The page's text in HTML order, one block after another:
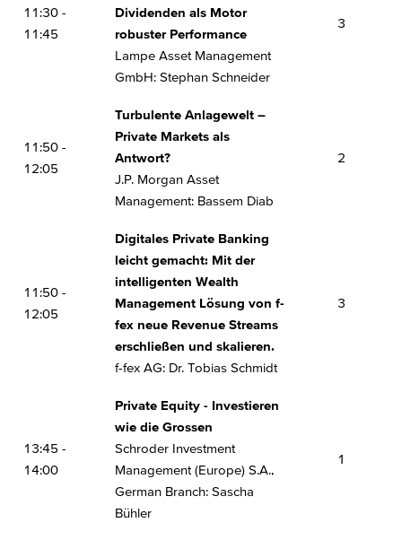
11:30 -
11:45
Dividenden als Motor
robuster Performance
Lampe Asset Management
GmbH: Stephan Schneider
3
11:50 -
12:05
Turbulente Anlagewelt –
Private Markets als
Antwort?
J.P. Morgan Asset
Management: Bassem Diab
2
11:50 -
12:05
Digitales Private Banking
leicht gemacht: Mit der
intelligenten Wealth
Management Lösung von f-
fex neue Revenue Streams
erschließen und skalieren.
f-fex AG: Dr. Tobias Schmidt
3
13:45 -
14:00
Private Equity - Investieren
wie die Grossen
Schroder Investment
Management (Europe) S.A.,
German Branch: Sascha
Bühler
1